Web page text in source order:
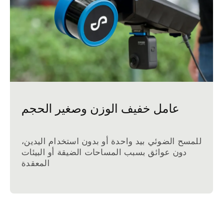
عامل خفيف الوزن وصغير الحجم
للمسح الضوئي بيد واحدة أو بدون استخدام اليدين،
دون عوائق بسبب المساحات الضيقة أو البيئات
المعقدة